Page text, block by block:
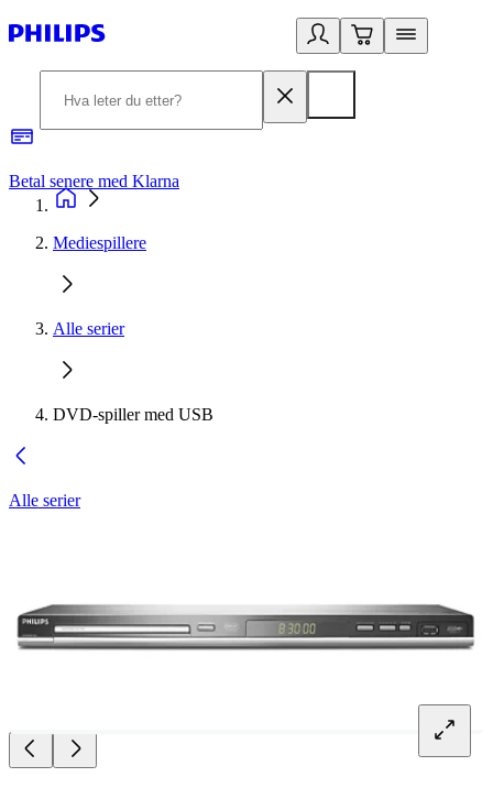
Betal senere med Klarna
Mediespillere
Alle serier
DVD-spiller med USB
Alle serier